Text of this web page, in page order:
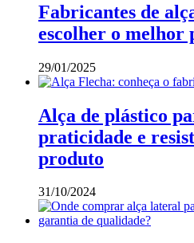
Fabricantes de
escolher o melhor
29/01/2025
Alça de plástico
praticidade e
produto
31/10/2024